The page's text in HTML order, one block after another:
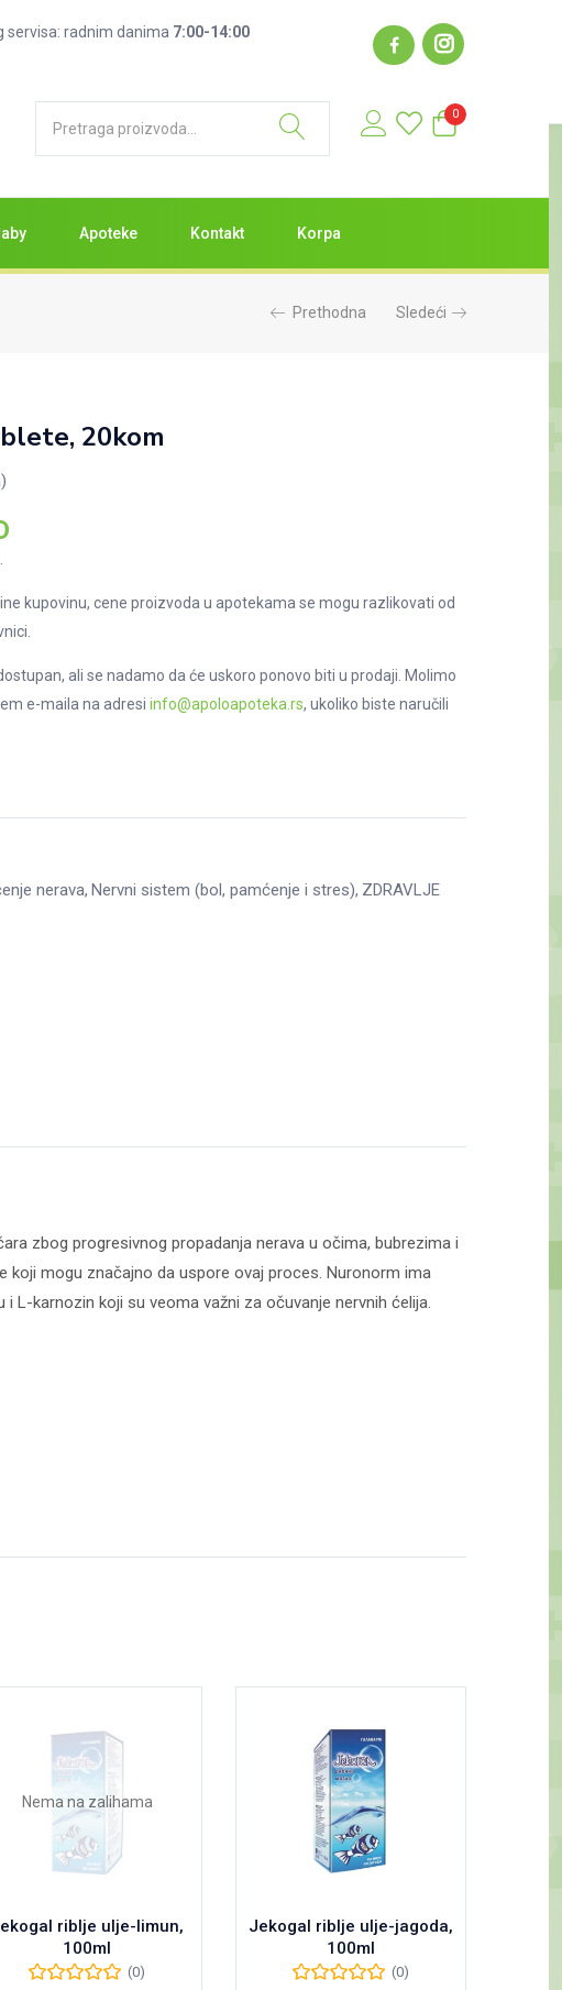
servisa: radnim danima 7:00-14:00
0
Apoteke Kontakt Korpa
Prethodna Sledeći
2.099,00 RSD
Nema na zalihama
20kom
kupovinu, cene proizvoda u apotekama se mogu razlikovati od
ali se nadamo da će uskoro ponovo biti u prodaji. Molimo
e-maila na adresi info@apoloapoteka.rs, ukoliko biste naručili
nerava Nervni sistem (bol, pamćenje i stres) ZDRAVLJE
zbog progresivnog propadanja nerava u očima, bubrezima i
koji mogu značajno da uspore ovaj proces. Nuronorm ima
L-karnozin koji su veoma važni za očuvanje nervnih ćelija.
Nema na zalihama
riblje ulje-limun,
100ml
(0)
Jekogal riblje ulje-jagoda,
100ml
(0)